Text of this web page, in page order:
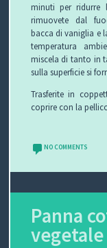
minuti per ridurre
rimuovete dal
bacca di vaniglia e
temperatura
miscela di tanto in
sulla superficie si
Trasferite in
coprire con la
NO COMMENTS
Panna
vegetale